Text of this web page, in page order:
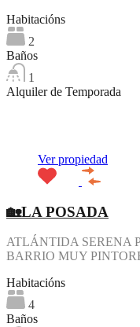
Habitacións
2
Baños
1
Alquiler de Temporada
Ver propiedad
🏡LA POSADA
ATLÁNTIDA SERENA
BARRIO MUY
Habitacións
4
Baños